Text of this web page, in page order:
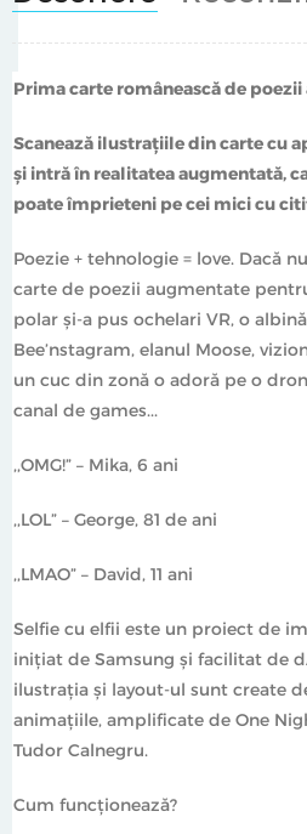
Prima carte românească de
Scanează ilustrațiile din carte cu
și intră în realitatea augmentată,
poate împrieteni pe cei mici cu
Poezie + tehnologie = love. Dacă
carte de poezii augmentate
polar și-a pus ochelari VR, o
Bee’nstagram, elanul Moose,
un cuc din zonă o adoră pe o
canal de games...
,,OMG!” – Mika, 6 ani
,,LOL” – George, 81 de ani
,,LMAO” – David, 11 ani
Selfie cu elfii este un proiect de
inițiat de Samsung și facilitat de
ilustrația și layout-ul sunt create
animațiile, amplificate de One
Tudor Calnegru.
Cum funcționează?